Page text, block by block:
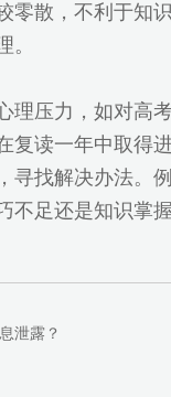
零散，不利于知
。
理压力，如对高
复读一年中取得
寻找解决办法。
不足还是知识掌
泄露？